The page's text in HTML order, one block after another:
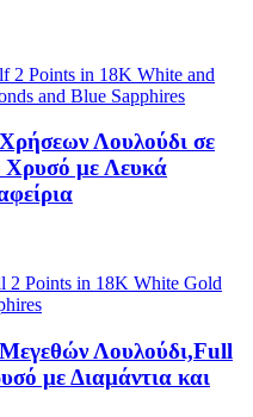
Λουλούδι σε
με Λευκά
Λουλούδι,Full
με Διαμάντια και